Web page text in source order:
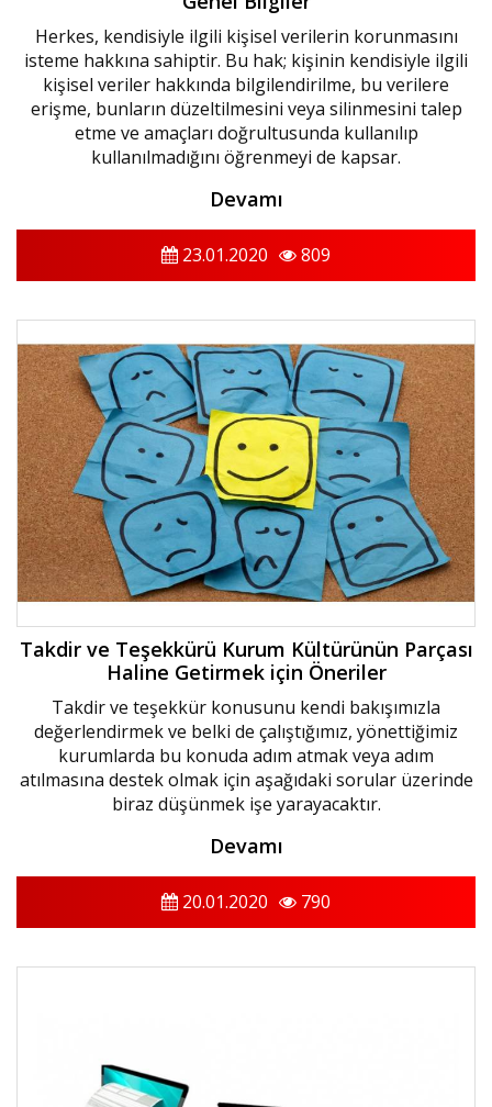
Herkes, kendisiyle ilgili kişisel verilerin korunmasını
isteme hakkına sahiptir. Bu hak; kişinin kendisiyle ilgili
kişisel veriler hakkında bilgilendirilme, bu verilere
erişme, bunların düzeltilmesini veya silinmesini talep
etme ve amaçları doğrultusunda kullanılıp
kullanılmadığını öğrenmeyi de kapsar.
Devamı
23.01.2020 809
Takdir ve Teşekkürü Kurum Kültürünün Parçası
Haline Getirmek için Öneriler
Takdir ve teşekkür konusunu kendi bakışımızla
değerlendirmek ve belki de çalıştığımız, yönettiğimiz
kurumlarda bu konuda adım atmak veya adım
atılmasına destek olmak için aşağıdaki sorular üzerinde
biraz düşünmek işe yarayacaktır.
Devamı
20.01.2020 790